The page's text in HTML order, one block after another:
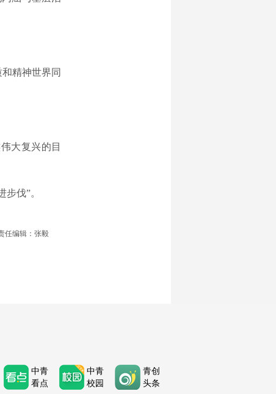
精神世界同
大复兴的目
伐”。
任编辑：张毅
中青
看点
中青
校园
青创
头条